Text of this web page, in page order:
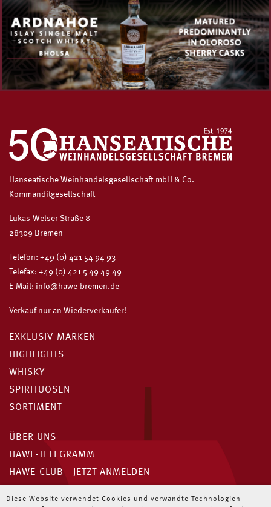
Diese Website verwendet Cookies und verwandte Technologien –
Hanseatische Weinhandelsgesellschaft mbH & Co.
Kommanditgesellschaft
Lukas-Welser-Straße 8
28309 Bremen
Telefon: +49 (0) 421 54 94 93
Telefax: +49 (0) 421 5 49 49 49
E-Mail: info@hawe-bremen.de
Verkauf nur an Wiederverkäufer!
EXKLUSIV-MARKEN
HIGHLIGHTS
WHISKY
SPIRITUOSEN
SORTIMENT
ÜBER UNS
HAWE-TELEGRAMM
HAWE-CLUB - JETZT ANMELDEN
Unser HAWE-Telegramm